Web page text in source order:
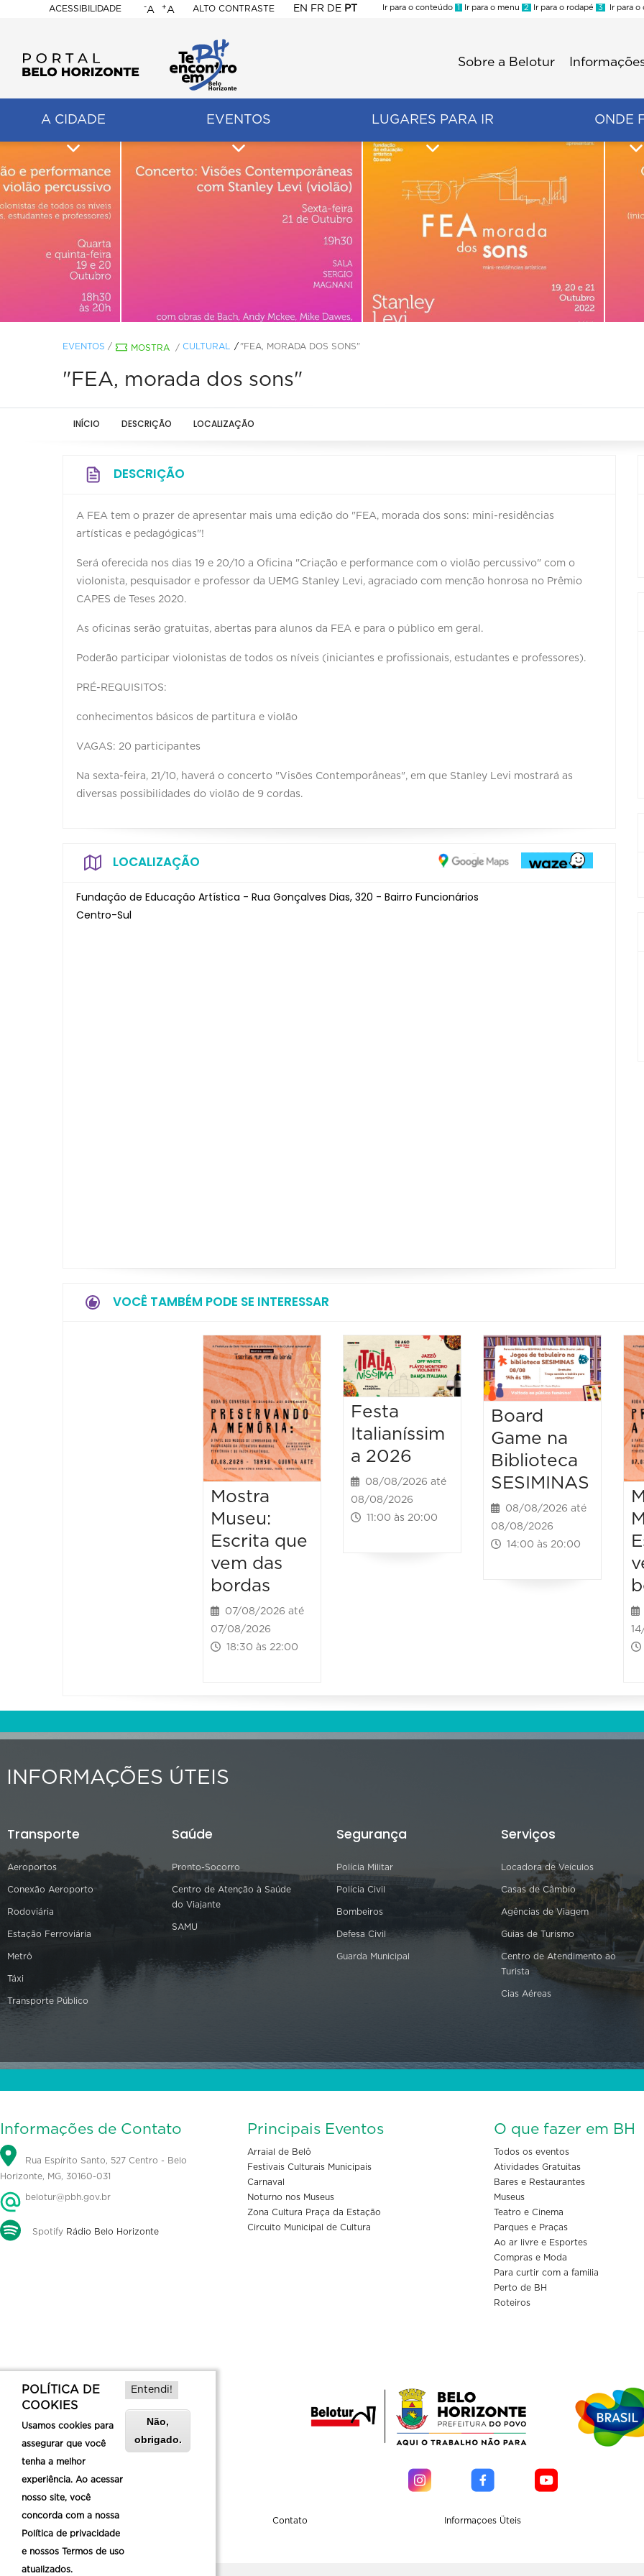
ACESSIBILIDADE
BELO
HORIZONTE
-A +A ALTO CONTRASTE EN FR DE PT
Ir para o conteúdo 1 Ir para o menu 2 Ir para o rodapé 3 Ir para o
Sobre a Belotur
A CIDADE EVENTOS LUGARES PARA IR ONDE
EVENTOS / MOSTRA / CULTURAL "FEA, MORADA DOS SONS"
"FEA, morada dos sons"
INÍCIO DESCRIÇÃO LOCALIZAÇÃO
DESCRIÇÃO
A FEA tem o prazer de apresentar mais uma edição do "FEA, morada dos sons: mini-residências
artísticas e pedagógicas"!
Será oferecida nos dias 19 e 20/10 a Oficina "Criação e performance com o violão percussivo" com o
violonista, pesquisador e professor da UEMG Stanley Levi, agraciado com menção honrosa no Prêmio
CAPES de Teses 2020.
As oficinas serão gratuitas, abertas para alunos da FEA e para o público em geral.
Poderão participar violonistas de todos os níveis (iniciantes e profissionais, estudantes e professores).
PRÉ-REQUISITOS:
conhecimentos básicos de partitura e violão
VAGAS: 20 participantes
Na sexta-feira, 21/10, haverá o concerto "Visões Contemporâneas", em que Stanley Levi mostrará as
diversas possibilidades do violão de 9 cordas.
LOCALIZAÇÃO
Fundação de Educação Artística - Rua Gonçalves Dias, 320 - Bairro Funcionários
Centro-Sul
VOCÊ TAMBÉM PODE SE INTERESSAR
Mostra
Museu:
Escrita que
vem das
bordas
07/08/2026 até
07/08/2026
18:30 às 22:00
Festa
Italianíssim
a 2026
08/08/2026 até
08/08/2026
11:00 às 20:00
Board
Game na
Biblioteca
SESIMINAS
08/08/2026 até
08/08/2026
14:00 às 20:00
INFORMAÇÕES ÚTEIS
Transporte
Aeroportos
Conexão Aeroporto
Rodoviária
Estação Ferroviária
Metrô
Táxi
Transporte Público
Saúde
Pronto-Socorro
Centro de Atenção à Saúde
do Viajante
SAMU
Segurança
Polícia Militar
Polícia Civil
Bombeiros
Defesa Civil
Guarda Municipal
Serviços
Locadora de Veículos
Casas de Câmbio
Agências de Viagem
Guias de Turismo
Centro de Atendimento ao
Turista
Cias Aéreas
Informações de Contato
Rua Espírito Santo, 527 Centro - Belo
Horizonte, MG, 30160-031
belotur@pbh.gov.br
Spotify Rádio Belo Horizonte
Principais Eventos
Arraial de Belô
Festivais Culturais Municipais
Carnaval
Noturno nos Museus
Zona Cultura Praça da Estação
Circuito Municipal de Cultura
O que fazer em BH
Todos os eventos
Atividades Gratuitas
Bares e Restaurantes
Museus
Teatro e Cinema
Parques e Praças
Ao ar livre e Esportes
Compras e Moda
Para curtir com a familia
Perto de BH
Roteiros
Sobre a Belotur Contato Informaçoes Üteis
POLÍTICA DE
COOKIES
Usamos cookies para
assegurar que você
tenha a melhor
experiência. Ao acessar
nosso site, você
concorda com a nossa
Política de privacidade
e nossos Termos de uso
atualizados.
Entendi!
Não,
obrigado.